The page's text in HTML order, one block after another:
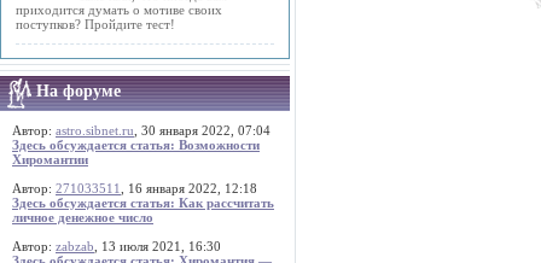
приходится думать о мотиве своих
поступков? Пройдите тест!
На форуме
Автор: astro.sibnet.ru , 30 января 2022, 07:04
Здесь обсуждается статья: Возможности
Хиромантии
Автор: 271033511
, 16 января 2022, 12:18
Здесь обсуждается статья: Как рассчитать
личное денежное число
Автор: zabzab , 13 июля 2021, 16:30